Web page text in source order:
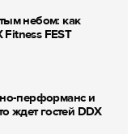
небом: как
FEST
перформанс и
ждет гостей DDX